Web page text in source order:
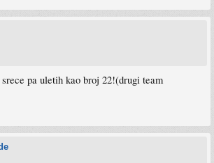
pa uletih kao broj 22!(drugi team